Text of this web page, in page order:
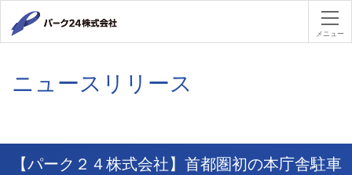
パーク２
メニュー
ニュースリリース
【パーク２４株式会社】首都圏初の本庁舎駐車